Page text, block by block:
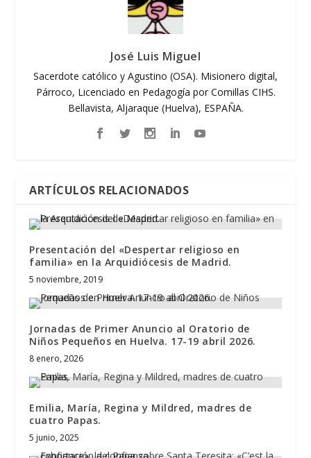
José Luis Miguel
Sacerdote católico y Agustino (OSA). Misionero digital,
Párroco, Licenciado en Pedagogía por Comillas CIHS.
Bellavista, Aljaraque (Huelva), ESPAÑA.
ARTÍCULOS RELACIONADOS
Presentación del «Despertar religioso en
familia» en la Arquidiócesis de Madrid.
5 noviembre, 2019
Jornadas de Primer Anuncio al Oratorio de
Niños Pequeños en Huelva. 17-19 abril 2026.
8 enero, 2026
Emilia, María, Regina y Mildred, madres de
cuatro Papas.
5 junio, 2025